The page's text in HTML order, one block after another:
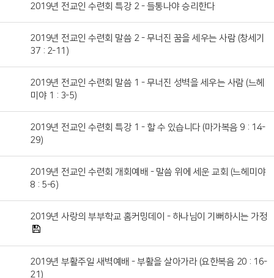
2019년 전교인 수련회 특강 2 - 들통나야 승리한다
2019년 전교인 수련회 말씀 2 - 무너진 꿈을 세우는 사람 (창세기
37 : 2-11)
2019년 전교인 수련회 말씀 1 - 무너진 성벽을 세우는 사람 (느헤
미야 1 : 3-5)
2019년 전교인 수련회 특강 1 - 할 수 있습니다 (마가복음 9 : 14-
29)
2019년 전교인 수련회 개회예배 - 말씀 위에 세운 교회 (느헤미야
8 : 5-6)
2019년 사랑의 부부학교 홈커밍데이 - 하나님이 기뻐하시는 가정
2019년 부활주일 새벽예배 - 부활을 살아가라 (요한복음 20 : 16-
21)